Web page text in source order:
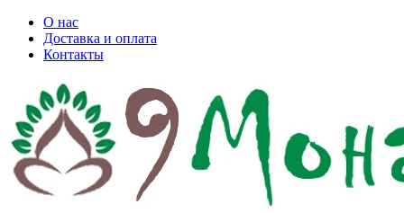
О нас
Доставка и оплата
Контакты